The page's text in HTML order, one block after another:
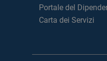
Portale del
Carta dei Servizi